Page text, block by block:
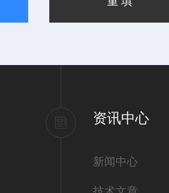
资讯中心
新闻中心